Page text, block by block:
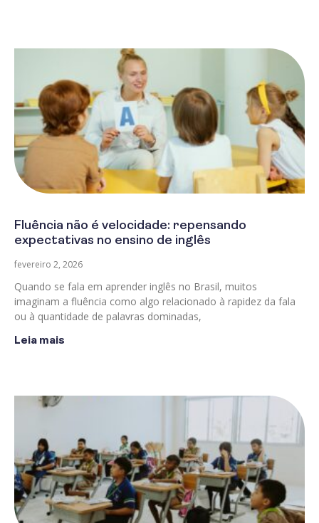
Fluência não é velocidade: repensando
expectativas no ensino de inglês
fevereiro 2, 2026
Quando se fala em aprender inglês no Brasil, muitos
imaginam a fluência como algo relacionado à rapidez da fala
ou à quantidade de palavras dominadas,
Leia mais